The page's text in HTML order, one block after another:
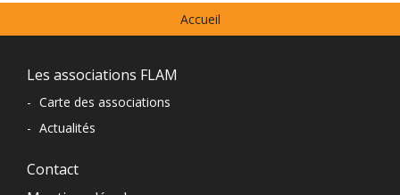
Accueil
Navigation
du
pied
de
Les associations FLAM
- Carte des associations
- Actualités
Contact